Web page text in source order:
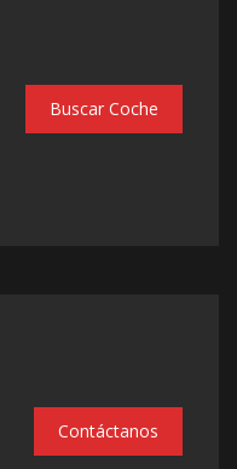
Buscar Coche
Contáctanos